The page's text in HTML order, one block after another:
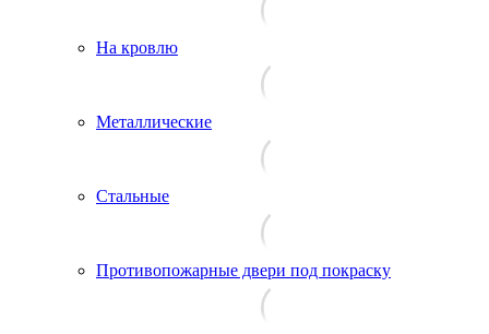
На кровлю
Металлические
Стальные
Противопожарные двери под покраску